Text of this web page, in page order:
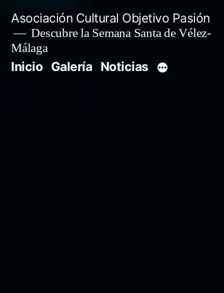
contenido
Asociación Cultural Objetivo Pasión
Descubre la Semana Santa de Vélez-
Málaga
Inicio Galería Noticias